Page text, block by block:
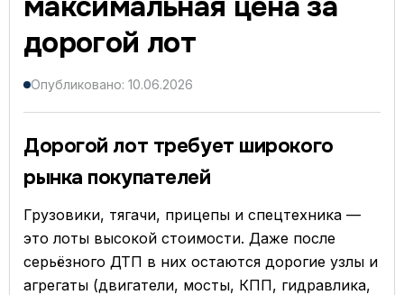
дорогой лот
Опубликовано: 10.06.2026
Дорогой лот требует широкого
рынка покупателей
Грузовики, тягачи, прицепы и спецтехника —
это лоты высокой стоимости. Даже после
серьёзного ДТП в них остаются дорогие узлы и
агрегаты (двигатели, мосты, КПП, гидравлика,